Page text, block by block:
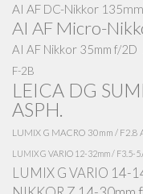
AI AF DC-Nikkor
AI AF Micro-
AI AF Nikkor 35mm f/2D
F-2B
LEICA DG
ASPH.
LUMIX G MACRO 30mm / F2.8
LUMIX G VARIO 12-32mm / F3.5-
LUMIX G VARIO 14-